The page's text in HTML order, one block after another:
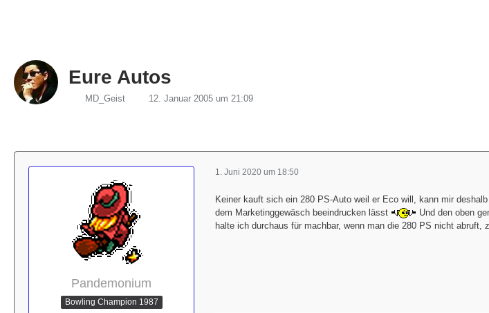
Eure Autos
MD_Geist 12. Januar 2005 um 21:09
Pandemonium
Bowling Champion 1987
1. Juni 2020 um 18:50
Keiner kauft sich ein 280 PS-Auto weil er Eco will, kann mir
dem Marketinggewäsch beeindrucken lässt
Und den oben
halte ich durchaus für machbar, wenn man die 280 PS nicht abruft,